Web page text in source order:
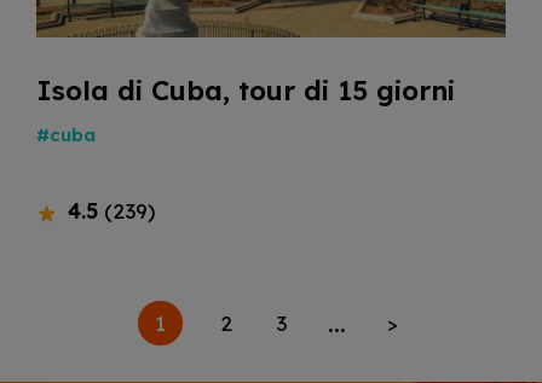
Isola di Cuba, tour di 15 giorni
#cuba
4.5 (239)
1 2 3 ... >